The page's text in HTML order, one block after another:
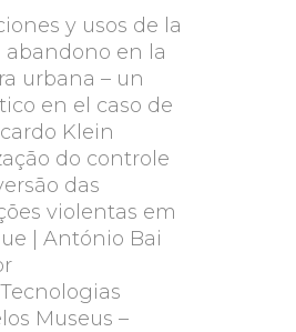
y usos de la
abandono en la
urbana – un
en el caso de
Klein
do controle
das
violentas em
| António Bai
Museus –